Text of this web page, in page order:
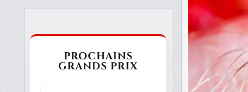
PROCHAINS
GRANDS PRIX